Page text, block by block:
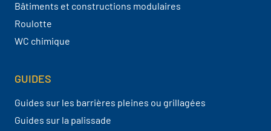
Bâtiments et constructions modulaires
Roulotte
WC chimique
GUIDES
Guides sur les barrières pleines ou grillagées
Guides sur la palissade